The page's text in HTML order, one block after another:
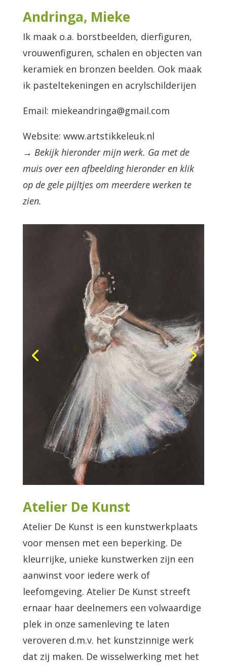
Andringa, Mieke
Ik maak o.a. borstbeelden, dierfiguren,
vrouwenfiguren, schalen en objecten van
keramiek en bronzen beelden. Ook maak
ik pasteltekeningen en acrylschilderijen
Email: miekeandringa@gmail.com
Website: www.artstikkeleuk.nl
→ Bekijk hieronder mijn werk. Ga met de
muis over een afbeelding hieronder en klik
op de gele pijltjes om meerdere werken te
zien.
Atelier De Kunst
Atelier De Kunst is een kunstwerkplaats
voor mensen met een beperking. De
kleurrijke, unieke kunstwerken zijn een
aanwinst voor iedere werk of
leefomgeving. Atelier De Kunst streeft
ernaar haar deelnemers een volwaardige
plek in onze samenleving te laten
veroveren d.m.v. het kunstzinnige werk
dat zij maken. De wisselwerking met het